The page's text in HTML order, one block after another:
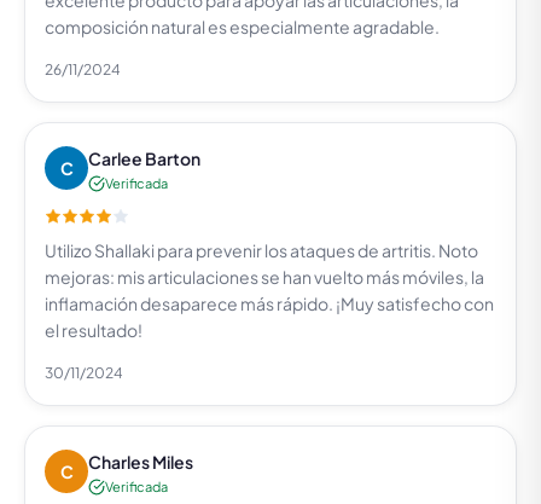
composición natural es especialmente agradable.
26/11/2024
C Carlee Barton
Verificada
Utilizo Shallaki para prevenir los ataques de artritis. Noto
mejoras: mis articulaciones se han vuelto más móviles, la
inflamación desaparece más rápido. ¡Muy satisfecho con
el resultado!
30/11/2024
C Charles Miles
Verificada